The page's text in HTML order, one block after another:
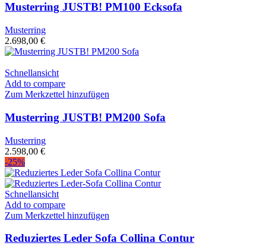
Musterring JUSTB! PM100 Ecksofa
Musterring
2.698,00 €
Schnellansicht
Add to compare
Zum Merkzettel hinzufügen
Musterring JUSTB! PM200 Sofa
Musterring
2.598,00 €
-25%
Schnellansicht
Add to compare
Zum Merkzettel hinzufügen
Reduziertes Leder Sofa Collina Contur